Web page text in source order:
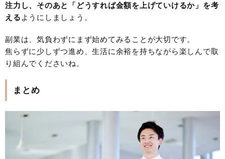
注力し、そのあと「どうすれば金額を上げていけるか」を考
える ようにしましょう。
副業は、気負わずにまず始めてみることが大切です。
焦らずに少しずつ進め、生活に余裕を持ちながら楽しんで取
り組んでくださいね。
まとめ